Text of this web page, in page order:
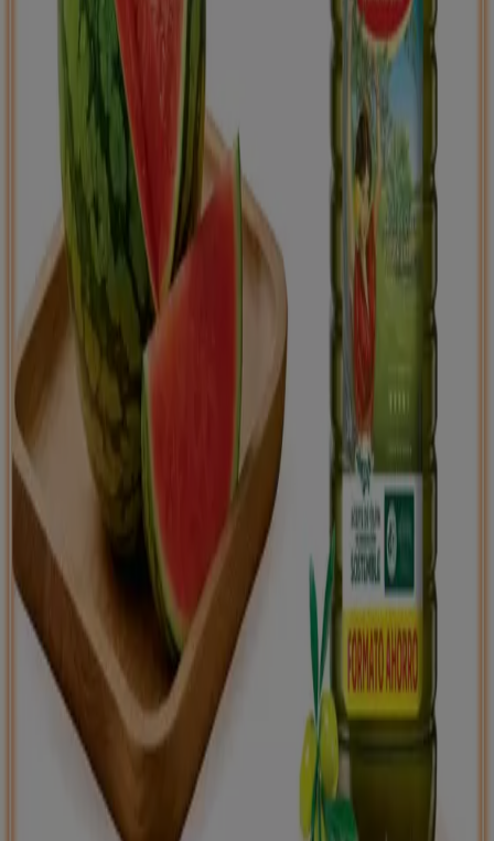
Descargar la APP
Tiendeo international
España Italia United Kingdom México
Brasil
Colombia
Argentina France
United States
Nederland
Deutschland Perú
Portugal
Australia
Türkiye Norge
Österreich
Sverige
Ecuador South Africa
Canada
Danmark
Suomi 한국
Belgique
Schweiz
United Arab Emirates România
Ceská republika
Slovenská republika
Publicidad